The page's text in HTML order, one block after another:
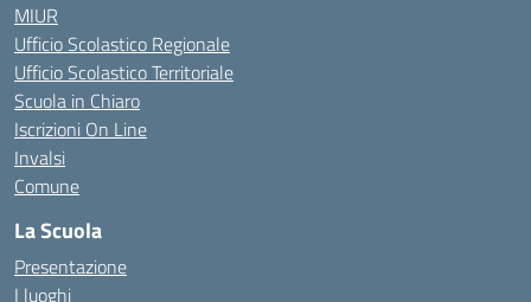
MIUR
Ufficio Scolastico Regionale
Ufficio Scolastico Territoriale
Scuola in Chiaro
Iscrizioni On Line
Invalsi
Comune
La Scuola
Presentazione
I luoghi